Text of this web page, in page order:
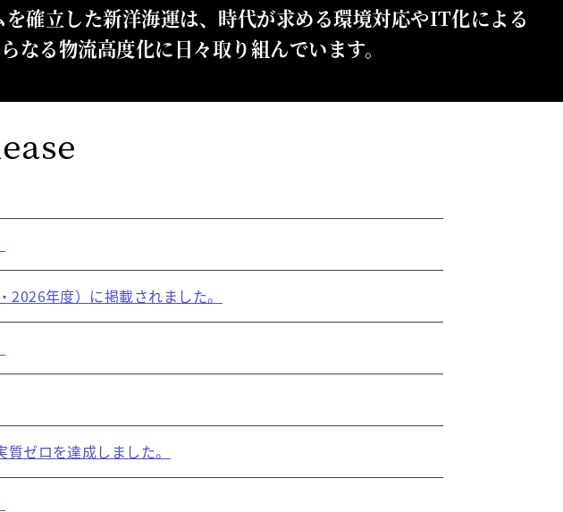
確立した新洋海運は、時代が求める環境対応やIT化による
る物流高度化に日々取り組んでいます。
2026年度）に掲載されました。
ゼロを達成しました。